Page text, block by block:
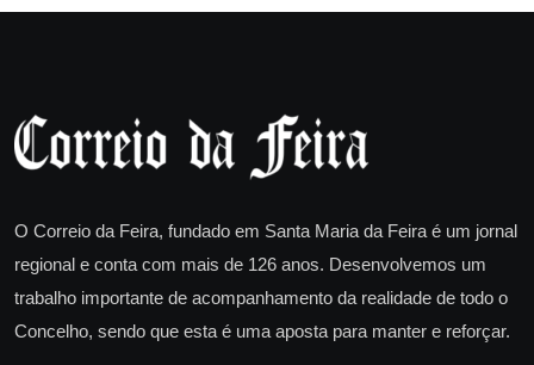
O Correio da Feira, fundado em Santa Maria da Feira é um jornal
regional e conta com mais de 126 anos. Desenvolvemos um
trabalho importante de acompanhamento da realidade de todo o
Concelho, sendo que esta é uma aposta para manter e reforçar.